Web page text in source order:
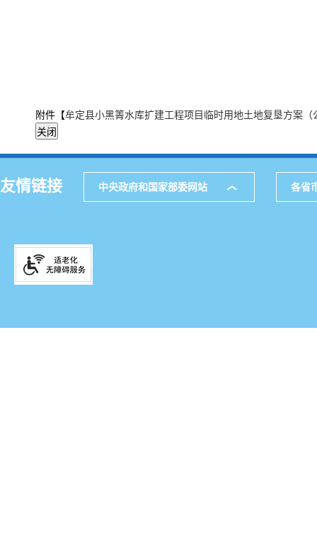
附件【牟定县小黑箐水库扩建工程项目临时用地土地复垦方案（
友情链接 中央政府和国家部委网站 各省